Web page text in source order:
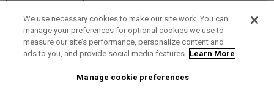
nuevo ID de MMS. Cuando el parámetro se
establece enfalso , la cita permanece
enlazada al ID de MMS original.
un registro asociado de
We use necessary cookies to make our site work. You can
manage your preferences for optional cookies we use to
measure our site’s performance, personalize content and
ads to you, and provide social media features. Learn More
Manage cookie preferences